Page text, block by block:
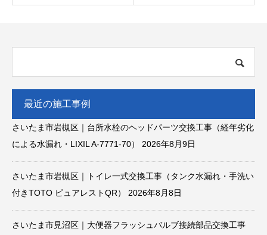
最近の施工事例
さいたま市岩槻区｜台所水栓のヘッドパーツ交換工事（経年劣化
による水漏れ・LIXIL A-7771-70）
2026年8月9日
さいたま市岩槻区｜トイレ一式交換工事（タンク水漏れ・手洗い
付きTOTO ピュアレストQR）
2026年8月8日
さいたま市見沼区｜大便器フラッシュバルブ接続部品交換工事